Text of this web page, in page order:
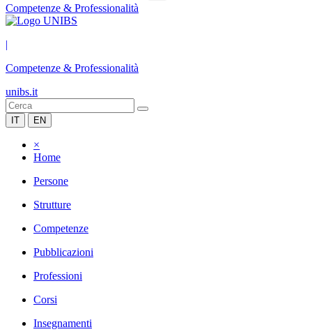
Competenze & Professionalità
|
Competenze & Professionalità
unibs.it
IT EN
×
Home
Persone
Strutture
Competenze
Pubblicazioni
Professioni
Corsi
Insegnamenti